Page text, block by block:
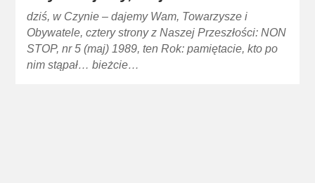
dziś, w Czynie – dajemy Wam, Towarzysze i
Obywatele, cztery strony z Naszej Przeszłości: NON
STOP, nr 5 (maj) 1989, ten Rok: pamiętacie, kto po
nim stąpał… bieżcie…